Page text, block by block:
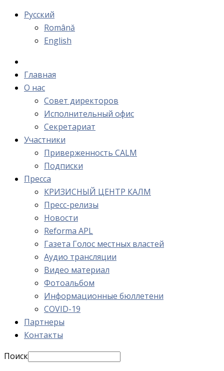
Русский
Română
English
Главная
О нас
Cовет директоров
Исполнительный офис
Cекретариат
Участники
Приверженность CALM
Подписки
Пресса
КРИЗИСНЫЙ ЦЕНТР КАЛМ
Пресс-релизы
Новости
Reforma APL
Газета Голос местных властей
Аудио трансляции
Видео материал
Фотоальбом
Информационные бюллетени
COVID-19
Партнеры
Контакты
Поиск